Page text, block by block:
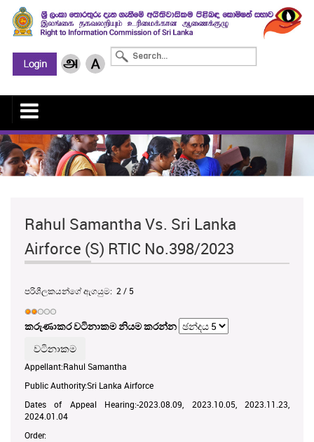
Rahul Samantha Vs. Sri Lanka
Airforce (S) RTIC No.398/2023
පරිශීලකයන්ගේ ඇගයුම: 2 / 5
කරුණාකර වටිනාකම නියම කරන්න
Appellant:Rahul Samantha
Public Authority:Sri Lanka Airforce
Dates of Appeal Hearing:-2023.08.09, 2023.10.05, 2023.11.23,
2024.01.04
Order: